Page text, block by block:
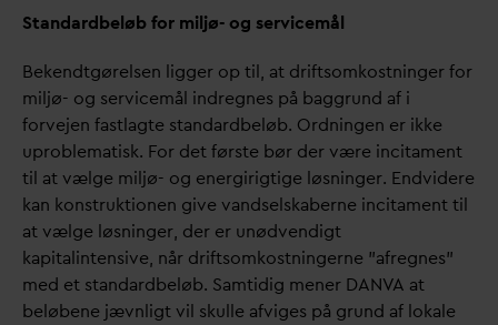
Standardbeløb for miljø- og servicemål
Bekendtgørelsen ligger op til, at driftsomkostninger for
miljø- og servicemål indregnes på baggrund af i
forvejen fastlagte standardbeløb. Ordningen er ikke
uproblematisk. For det første bør der være incitament
til at vælge miljø- og energirigtige løsninger. Endvidere
kan konstruktionen give vandselskaberne incitament til
at vælge løsninger, der er unødvendigt
kapitalintensive, når driftsomkostningerne ”afregnes”
med et standardbeløb. Samtidig mener DANVA at
beløbene jævnligt vil skulle afviges på grund af lokale